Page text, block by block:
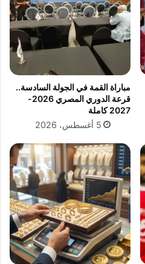
مباراة القمة في الجولة السادسة..
قرعة الدوري المصري 2026-
2027 كاملة
5 أغسطس، 2026